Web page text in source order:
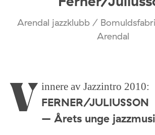
Arendal jazzklubb /
Arendal
Vinnere av Jazzintro 2010:
FERNER/JULIUSSON
– Årets unge